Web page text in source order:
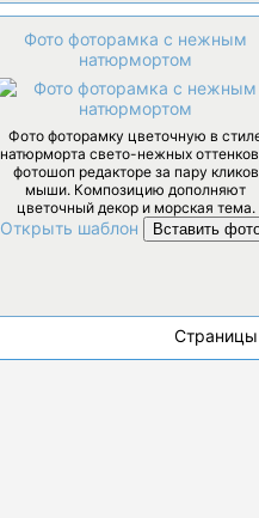
Фото фоторамка с нежным
натюрмортом
Фото фоторамку цветочную в
натюрморта свето-нежных
фотошоп редакторе за пару кликов
мыши. Композицию дополняют
цветочный декор и морская тема.
Открыть шаблон Вставить